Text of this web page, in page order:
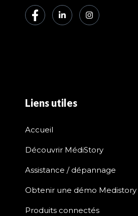
Liens utiles
Accueil
Découvrir MédiStory
Assistance / dépannage
Obtenir une démo Medistory
Produits connectés